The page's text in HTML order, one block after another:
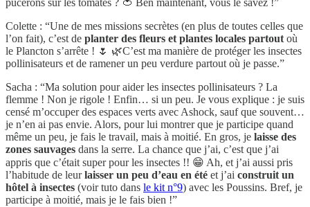
pucerons sur les tomates ? 🍅 Ben maintenant, vous le savez !”
Colette : “Une de mes missions secrètes (en plus de toutes celles que
l’on fait), c’est de planter des fleurs et plantes locales partout où
le Plancton s’arrête ! 🌷 🌿C’est ma manière de protéger les insectes
pollinisateurs et de ramener un peu verdure partout où je passe.”
Sacha : “Ma solution pour aider les insectes pollinisateurs ? La
flemme ! Non je rigole ! Enfin… si un peu. Je vous explique : je suis
censé m’occuper des espaces verts avec Ashock, sauf que souvent…
je n’en ai pas envie. Alors, pour lui montrer que je participe quand
même un peu, je fais le travail, mais à moitié. En gros, je laisse des
zones sauvages dans la serre. La chance que j’ai, c’est que j’ai
appris que c’était super pour les insectes !! 😁 Ah, et j’ai aussi pris
l’habitude de leurlaisser un peu d’eau en été et j’ai construit un
hôtel à insectes (voir tuto dans le kit n°9) avec les Poussins. Bref, je
participe à moitié, mais je le fais bien !”